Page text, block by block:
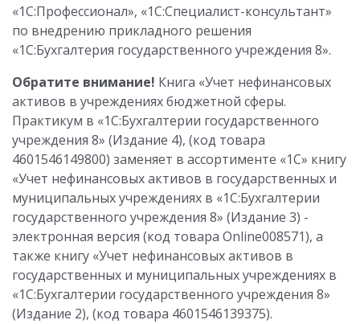
«1С:Профессионал», «1С:Специалист-консультант»
по внедрению прикладного решения
«1С:Бухгалтерия государственного учреждения 8».
Обратите внимание! Книга «Учет нефинансовых
активов в учреждениях бюджетной сферы.
Практикум в «1С:Бухгалтерии государственного
учреждения 8» (Издание 4), (код товара
4601546149800) заменяет в ассортименте «1С» книгу
«Учет нефинансовых активов в государственных и
муниципальных учреждениях в «1С:Бухгалтерии
государственного учреждения 8» (Издание 3) -
электронная версия (код товара Online008571), а
также книгу «Учет нефинансовых активов в
государственных и муниципальных учреждениях в
«1С:Бухгалтерии государственного учреждения 8»
(Издание 2), (код товара 4601546139375).